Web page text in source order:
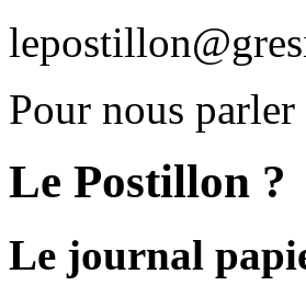
Pour nous
Le Postillon ?
Le journal